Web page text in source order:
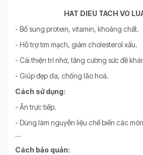
HAT DIEU TACH VO
- Bổ sung protein, vitamin, khoáng chất.
- Hỗ trợ tim mạch, giảm cholesterol xấu.
- Cải thiện trí nhớ, tăng cường sức đề
- Giúp đẹp da, chống lão hoá.
Cách sử dụng:
- Ăn trực tiếp.
- Dùng làm nguyên liệu chế biến các
…
Cách bảo quản: